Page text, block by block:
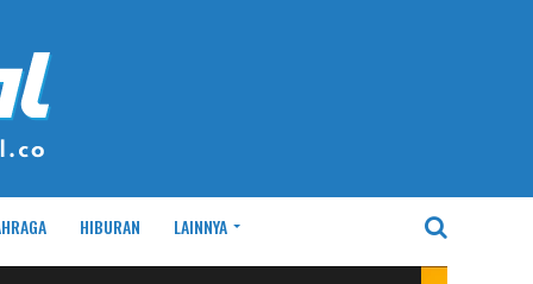
HIBURAN LAINNYA